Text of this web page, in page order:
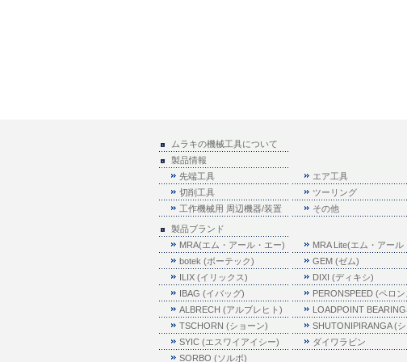
ムラキの機械工具について
製品情報
先端工具
エア工具
切削工具
ツーリング
工作機械用 周辺機器/装置
その他
製品ブランド
MRA(エム・アール・エー)
MRA Lite(エム・アール
botek (ボーテック)
GEM (ゼム)
ILIX (イリックス)
DIXI (ディキシ)
IBAG (イバッグ)
PERONSPEED (ペロ
ALBRECH (アルブレヒト)
LOADPOINT
TSCHORN (ショーン)
SHUTONIPIRANGA (
SYIC (エスワイアイシー)
ダイワラビン
SORBO (ソルボ)